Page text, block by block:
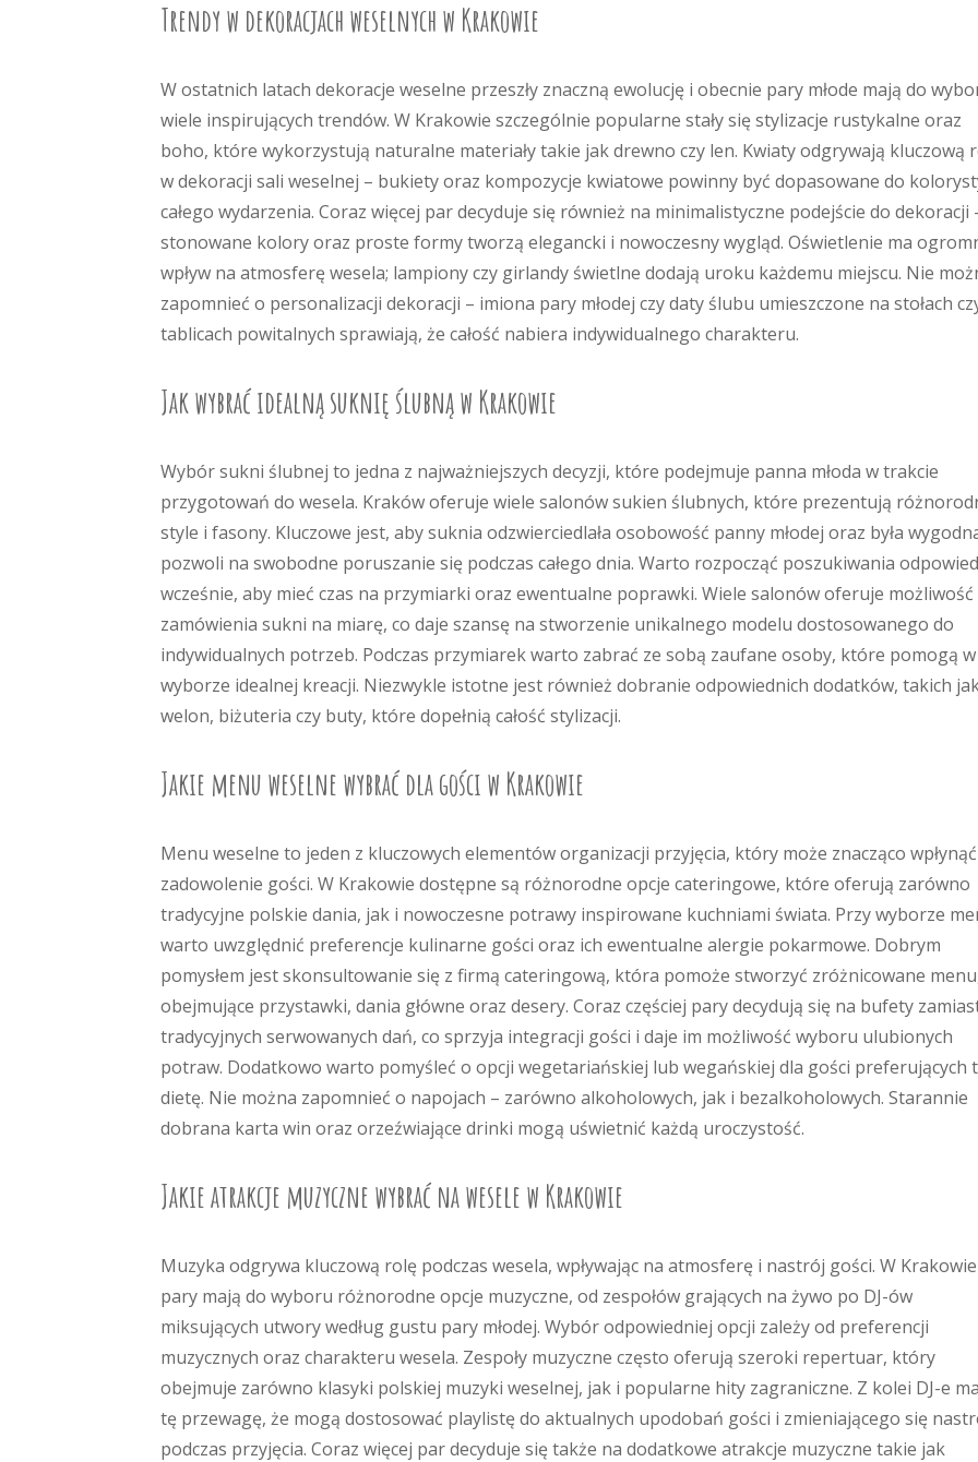
Trendy w dekoracjach weselnych w Krakowie
W ostatnich latach dekoracje weselne przeszły znaczną ewolucję i obecnie pary młode mają do
wiele inspirujących trendów. W Krakowie szczególnie popularne stały się stylizacje rustykalne oraz
boho, które wykorzystują naturalne materiały takie jak drewno czy len. Kwiaty odgrywają kluczową
w dekoracji sali weselnej – bukiety oraz kompozycje kwiatowe powinny być dopasowane do
całego wydarzenia. Coraz więcej par decyduje się również na minimalistyczne podejście do dekoracji
stonowane kolory oraz proste formy tworzą elegancki i nowoczesny wygląd. Oświetlenie ma
wpływ na atmosferę wesela; lampiony czy girlandy świetlne dodają uroku każdemu miejscu. Nie
zapomnieć o personalizacji dekoracji – imiona pary młodej czy daty ślubu umieszczone na stołach
tablicach powitalnych sprawiają, że całość nabiera indywidualnego charakteru.
Jak wybrać idealną suknię ślubną w Krakowie
Wybór sukni ślubnej to jedna z najważniejszych decyzji, które podejmuje panna młoda w trakcie
przygotowań do wesela. Kraków oferuje wiele salonów sukien ślubnych, które prezentują
style i fasony. Kluczowe jest, aby suknia odzwierciedlała osobowość panny młodej oraz była
pozwoli na swobodne poruszanie się podczas całego dnia. Warto rozpocząć poszukiwania
wcześnie, aby mieć czas na przymiarki oraz ewentualne poprawki. Wiele salonów oferuje możliwość
zamówienia sukni na miarę, co daje szansę na stworzenie unikalnego modelu dostosowanego do
indywidualnych potrzeb. Podczas przymiarek warto zabrać ze sobą zaufane osoby, które pomogą w
wyborze idealnej kreacji. Niezwykle istotne jest również dobranie odpowiednich dodatków, takich
welon, biżuteria czy buty, które dopełnią całość stylizacji.
Jakie menu weselne wybrać dla gości w Krakowie
Menu weselne to jeden z kluczowych elementów organizacji przyjęcia, który może znacząco
zadowolenie gości. W Krakowie dostępne są różnorodne opcje cateringowe, które oferują zarówno
tradycyjne polskie dania, jak i nowoczesne potrawy inspirowane kuchniami świata. Przy wyborze
warto uwzględnić preferencje kulinarne gości oraz ich ewentualne alergie pokarmowe. Dobrym
pomysłem jest skonsultowanie się z firmą cateringową, która pomoże stworzyć zróżnicowane
obejmujące przystawki, dania główne oraz desery. Coraz częściej pary decydują się na bufety
tradycyjnych serwowanych dań, co sprzyja integracji gości i daje im możliwość wyboru ulubionych
potraw. Dodatkowo warto pomyśleć o opcji wegetariańskiej lub wegańskiej dla gości preferujących
dietę. Nie można zapomnieć o napojach – zarówno alkoholowych, jak i bezalkoholowych. Starannie
dobrana karta win oraz orzeźwiające drinki mogą uświetnić każdą uroczystość.
Jakie atrakcje muzyczne wybrać na wesele w Krakowie
Muzyka odgrywa kluczową rolę podczas wesela, wpływając na atmosferę i nastrój gości. W Krakowie
pary mają do wyboru różnorodne opcje muzyczne, od zespołów grających na żywo po DJ-ów
miksujących utwory według gustu pary młodej. Wybór odpowiedniej opcji zależy od preferencji
muzycznych oraz charakteru wesela. Zespoły muzyczne często oferują szeroki repertuar, który
obejmuje zarówno klasyki polskiej muzyki weselnej, jak i popularne hity zagraniczne. Z kolei DJ-e
tę przewagę, że mogą dostosować playlistę do aktualnych upodobań gości i zmieniającego się
podczas przyjęcia. Coraz więcej par decyduje się także na dodatkowe atrakcje muzyczne takie jak